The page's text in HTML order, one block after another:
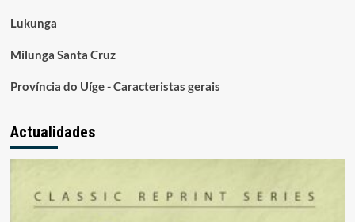
Lukunga
Milunga Santa Cruz
Província do Uíge - Caracteristas gerais
Actualidades